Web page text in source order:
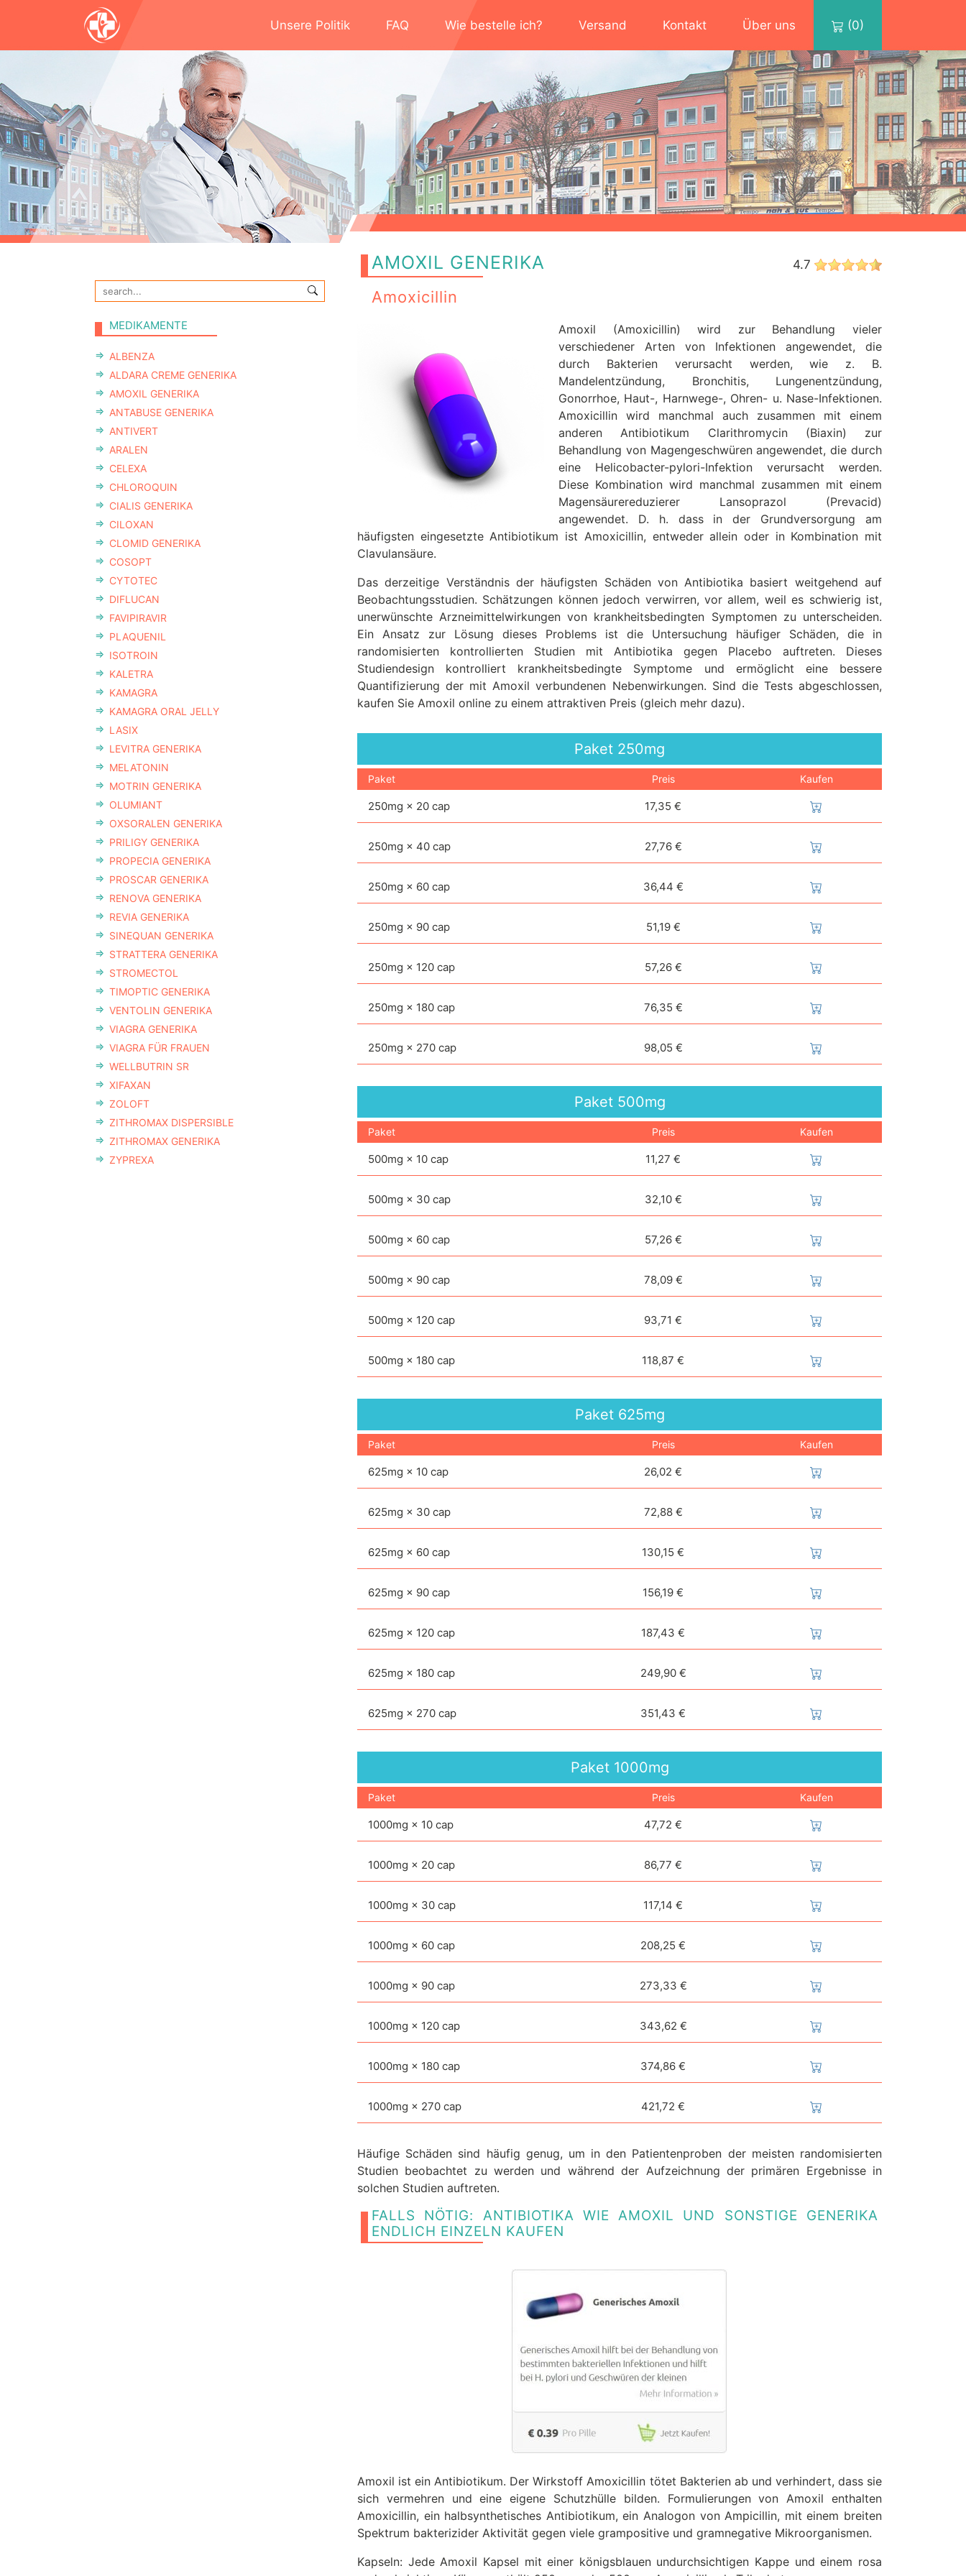
Unsere Politik FAQ Wie bestelle ich? Versand Kontakt Über uns (0)
MEDIKAMENTE
ALBENZA
ALDARA CREME GENERIKA
AMOXIL GENERIKA
ANTABUSE GENERIKA
ANTIVERT
ARALEN
CELEXA
CHLOROQUIN
CIALIS GENERIKA
CILOXAN
CLOMID GENERIKA
COSOPT
CYTOTEC
DIFLUCAN
FAVIPIRAVIR
PLAQUENIL
ISOTROIN
KALETRA
KAMAGRA
KAMAGRA ORAL JELLY
LASIX
LEVITRA GENERIKA
MELATONIN
MOTRIN GENERIKA
OLUMIANT
OXSORALEN GENERIKA
PRILIGY GENERIKA
PROPECIA GENERIKA
PROSCAR GENERIKA
RENOVA GENERIKA
REVIA GENERIKA
SINEQUAN GENERIKA
STRATTERA GENERIKA
STROMECTOL
TIMOPTIC GENERIKA
VENTOLIN GENERIKA
VIAGRA GENERIKA
VIAGRA FÜR FRAUEN
WELLBUTRIN SR
XIFAXAN
ZOLOFT
ZITHROMAX DISPERSIBLE
ZITHROMAX GENERIKA
ZYPREXA
AMOXIL GENERIKA
Amoxicillin
Amoxil (Amoxicillin) wird zur Behandlung vieler
verschiedener Arten von Infektionen angewendet, die
durch Bakterien verursacht werden, wie z. B.
Mandelentzündung, Bronchitis, Lungenentzündung,
Gonorrhoe, Haut-, Harnwege-, Ohren- u. Nase-Infektionen.
Amoxicillin wird manchmal auch zusammen mit einem
anderen Antibiotikum Clarithromycin (Biaxin) zur
Behandlung von Magengeschwüren angewendet, die durch
eine Helicobacter-pylori-Infektion verursacht werden.
Diese Kombination wird manchmal zusammen mit einem
Magensäurereduzierer Lansoprazol (Prevacid)
angewendet. D. h. dass in der Grundversorgung am
häufigsten eingesetzte Antibiotikum ist Amoxicillin, entweder allein oder in Kombination mit
Clavulansäure.
Das derzeitige Verständnis der häufigsten Schäden von Antibiotika basiert weitgehend auf
Beobachtungsstudien. Schätzungen können jedoch verwirren, vor allem, weil es schwierig ist,
unerwünschte Arzneimittelwirkungen von krankheitsbedingten Symptomen zu unterscheiden.
Ein Ansatz zur Lösung dieses Problems ist die Untersuchung häufiger Schäden, die in
randomisierten kontrollierten Studien mit Antibiotika gegen Placebo auftreten. Dieses
Studiendesign kontrolliert krankheitsbedingte Symptome und ermöglicht eine bessere
Quantifizierung der mit Amoxil verbundenen Nebenwirkungen. Sind die Tests abgeschlossen,
kaufen Sie Amoxil online zu einem attraktiven Preis (gleich mehr dazu).
4.7
Paket 250mg
Paket Preis Kaufen
250mg × 20 cap 17,35 €
250mg × 40 cap 27,76 €
250mg × 60 cap 36,44 €
250mg × 90 cap 51,19 €
250mg × 120 cap 57,26 €
250mg × 180 cap 76,35 €
250mg × 270 cap 98,05 €
Paket500mg
Paket Preis Kaufen
500mg × 10 cap 11,27 €
500mg × 30 cap 32,10 €
500mg × 60 cap 57,26 €
500mg × 90 cap 78,09 €
500mg × 120 cap 93,71 €
500mg × 180 cap 118,87 €
Paket625mg
Paket Preis Kaufen
625mg × 10 cap 26,02 €
625mg × 30 cap 72,88 €
625mg × 60 cap 130,15 €
625mg × 90 cap 156,19 €
625mg × 120 cap 187,43 €
625mg × 180 cap 249,90 €
625mg × 270 cap 351,43 €
Paket1000mg
Paket Preis Kaufen
1000mg × 10 cap 47,72 €
1000mg × 20 cap 86,77 €
1000mg × 30 cap 117,14 €
1000mg × 60 cap 208,25 €
1000mg × 90 cap 273,33 €
1000mg × 120 cap 343,62 €
1000mg × 180 cap 374,86 €
1000mg × 270 cap 421,72 €
Häufige Schäden sind häufig genug, um in den Patientenproben der meisten randomisierten
Studien beobachtet zu werden und während der Aufzeichnung der primären Ergebnisse in
solchen Studien auftreten.
FALLS NÖTIG: ANTIBIOTIKA WIE AMOXIL UND SONSTIGE GENERIKA
ENDLICH EINZELN KAUFEN
Amoxil ist ein Antibiotikum. Der Wirkstoff Amoxicillin tötet Bakterien ab und verhindert, dass sie
sich vermehren und eine eigene Schutzhülle bilden. Formulierungen von Amoxil enthalten
Amoxicillin, ein halbsynthetisches Antibiotikum, ein Analogon von Ampicillin, mit einem breiten
Spektrum bakterizider Aktivität gegen viele grampositive und gramnegative Mikroorganismen.
Kapseln: Jede Amoxil Kapsel mit einer königsblauen undurchsichtigen Kappe und einem rosa